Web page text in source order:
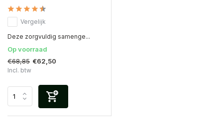
Vergelijk
Deze zorgvuldig samenge...
Op voorraad
€68,85 €62,50
Incl. btw